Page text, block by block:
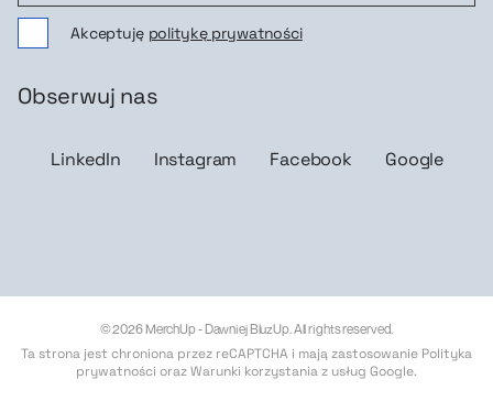
Akceptuję politykę prywatności
Obserwuj nas
LinkedIn Instagram Facebook Google
© 2026 MerchUp - Dawniej BluzUp. All rights reserved.
Ta strona jest chroniona przez reCAPTCHA i mają zastosowanie Polityka
prywatności orazWarunki korzystania z usług Google.